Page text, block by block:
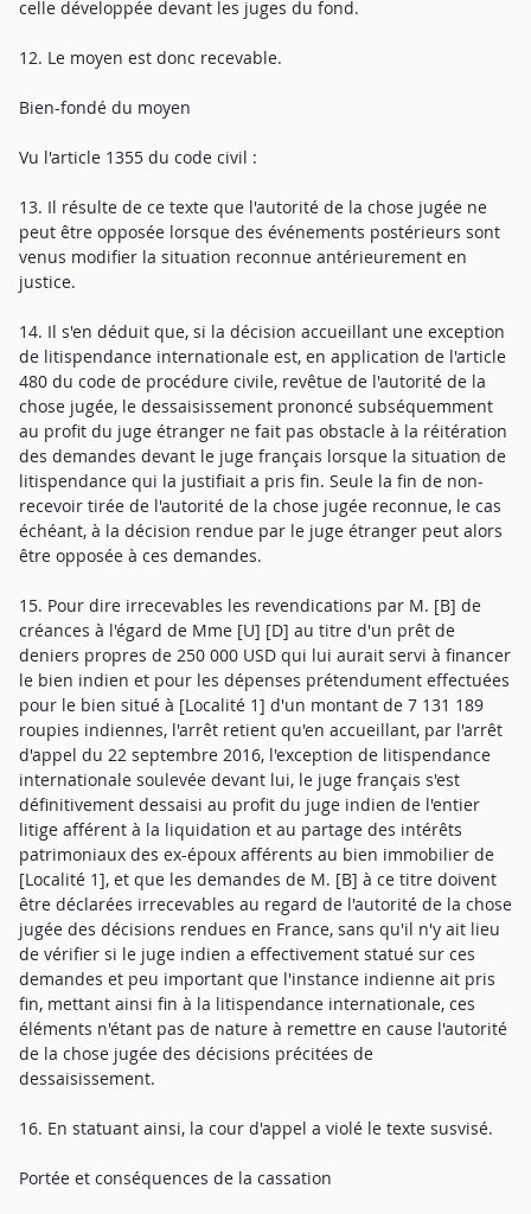
celle développée devant les juges du fond.
12. Le moyen est donc recevable.
Bien-fondé du moyen
Vu l'article 1355 du code civil :
13. Il résulte de ce texte que l'autorité de la chose jugée ne
peut être opposée lorsque des événements postérieurs sont
venus modifier la situation reconnue antérieurement en
justice.
14. Il s'en déduit que, si la décision accueillant une exception
de litispendance internationale est, en application de l'article
480 du code de procédure civile, revêtue de l'autorité de la
chose jugée, le dessaisissement prononcé subséquemment
au profit du juge étranger ne fait pas obstacle à la réitération
des demandes devant le juge français lorsque la situation de
litispendance qui la justifiait a pris fin. Seule la fin de non-
recevoir tirée de l'autorité de la chose jugée reconnue, le cas
échéant, à la décision rendue par le juge étranger peut alors
être opposée à ces demandes.
15. Pour dire irrecevables les revendications par M. [B] de
créances à l'égard de Mme [U] [D] au titre d'un prêt de
deniers propres de 250 000 USD qui lui aurait servi à financer
le bien indien et pour les dépenses prétendument effectuées
pour le bien situé à [Localité 1] d'un montant de 7 131 189
roupies indiennes, l'arrêt retient qu'en accueillant, par l'arrêt
d'appel du 22 septembre 2016, l'exception de litispendance
internationale soulevée devant lui, le juge français s'est
définitivement dessaisi au profit du juge indien de l'entier
litige afférent à la liquidation et au partage des intérêts
patrimoniaux des ex-époux afférents au bien immobilier de
[Localité 1], et que les demandes de M. [B] à ce titre doivent
être déclarées irrecevables au regard de l'autorité de la chose
jugée des décisions rendues en France, sans qu'il n'y ait lieu
de vérifier si le juge indien a effectivement statué sur ces
demandes et peu important que l'instance indienne ait pris
fin, mettant ainsi fin à la litispendance internationale, ces
éléments n'étant pas de nature à remettre en cause l'autorité
de la chose jugée des décisions précitées de
dessaisissement.
16. En statuant ainsi, la cour d'appel a violé le texte susvisé.
Portée et conséquences de la cassation